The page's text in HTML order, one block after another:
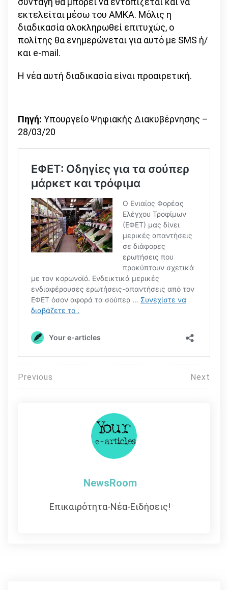
εκτελείται μέσω του ΑΜΚΑ. Μόλις η
διαδικασία ολοκληρωθεί επιτυχώς, ο
πολίτης θα ενημερώνεται για αυτό με SMS ή/
και e-mail.
Η νέα αυτή διαδικασία είναι προαιρετική.
Πηγή: Υπουργείο Ψηφιακής Διακυβέρνησης –
28/03/20
Πλοήγηση
Previous Next
NewsRoom
Επικαιρότητα-Νέα-Ειδήσεις!